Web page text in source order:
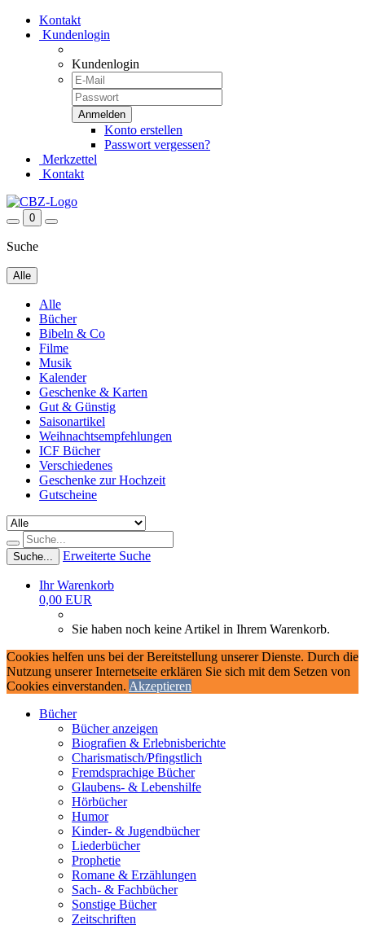
Kontakt
Kundenlogin
Kundenlogin
Konto erstellen
Passwort vergessen?
Merkzettel
Kontakt
0
Suche
Alle
Alle
Bücher
Bibeln & Co
Filme
Musik
Kalender
Geschenke & Karten
Gut & Günstig
Saisonartikel
Weihnachtsempfehlungen
ICF Bücher
Verschiedenes
Geschenke zur Hochzeit
Gutscheine
Suche... Erweiterte Suche
Ihr Warenkorb
0,00 EUR
Sie haben noch keine Artikel in Ihrem Warenkorb.
Cookies helfen uns bei der Bereitstellung unserer Dienste. Durch die
Nutzung unserer Internetseite erklären Sie sich mit dem Setzen von
Cookies einverstanden. Akzeptieren
Bücher
Bücher anzeigen
Biografien & Erlebnisberichte
Charismatisch/Pfingstlich
Fremdsprachige Bücher
Glaubens- & Lebenshilfe
Hörbücher
Humor
Kinder- & Jugendbücher
Liederbücher
Prophetie
Romane & Erzählungen
Sach- & Fachbücher
Sonstige Bücher
Zeitschriften